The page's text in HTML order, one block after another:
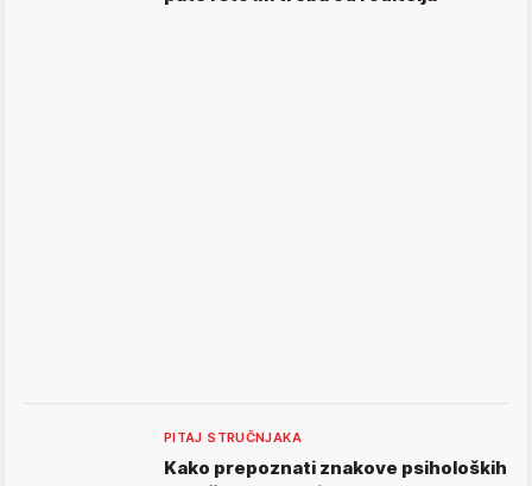
PITAJ STRUČNJAKA
Kako prepoznati znakove psiholoških